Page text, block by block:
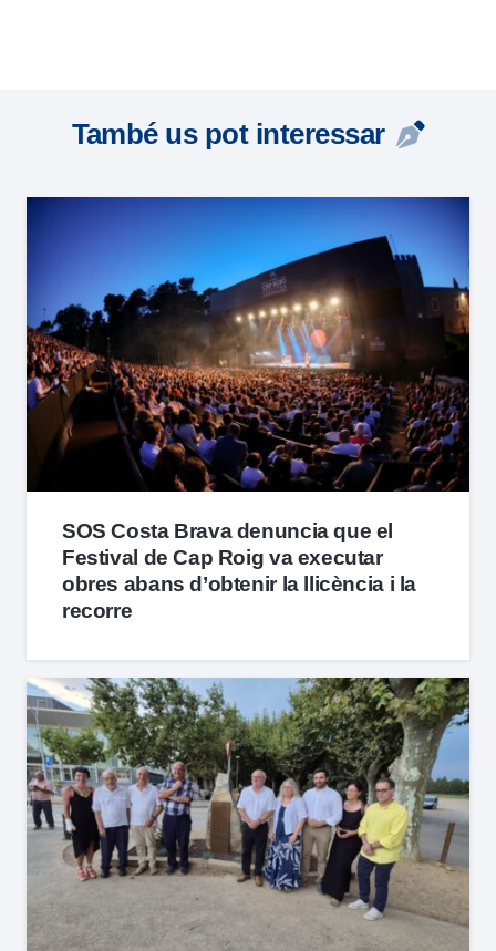
També us pot interessar
SOS Costa Brava denuncia que el
Festival de Cap Roig va executar
obres abans d’obtenir la llicència i la
recorre